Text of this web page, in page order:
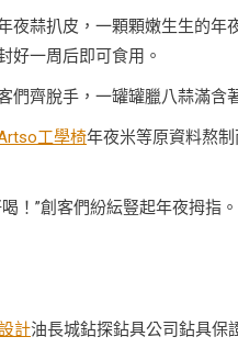
夜蒜扒皮，一顆顆嫩生生的
好一周后即可食用。
們齊脫手，一罐罐臘八蒜滿含
工學椅年夜米等原資料熬
！”創客們紛紜豎起年夜拇指。
計油長城鉆探鉆具公司鉆具保